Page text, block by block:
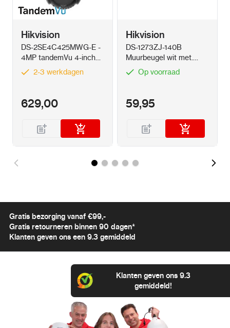
Hikvision
DS-2SE4C425MWG-E -
4MP tandemVu 4-inch
kleurrijke IR speeddome
2-3 werkdagen
629,00
Hikvision
DS-1273ZJ-140B
Muurbeugel wit met.
kabeldoos
Op voorraad
59,95
Gratis bezorging vanaf €99,-
Gratis retourneren binnen 90 dagen*
Klanten geven ons een 9.3 gemiddeld
Klanten geven ons 9.3
gemiddeld!